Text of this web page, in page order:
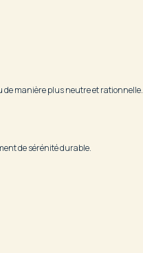
de manière plus neutre et rationnelle.
de sérénité durable.